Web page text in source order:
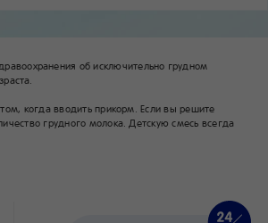
об исключительно грудном
когда вводить прикорм. Если вы решите
грудного молока. Детскую смесь всегда